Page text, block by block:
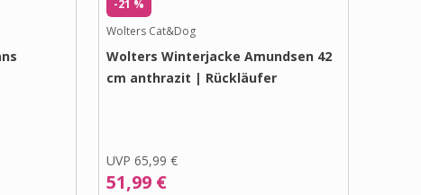
-21 %
Wolters Cat&Dog
Wolters Winterjacke Amundsen 42
cm anthrazit | Rückläufer
UVP 65,99 €
51,99 €